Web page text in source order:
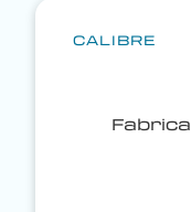
CALIBRE